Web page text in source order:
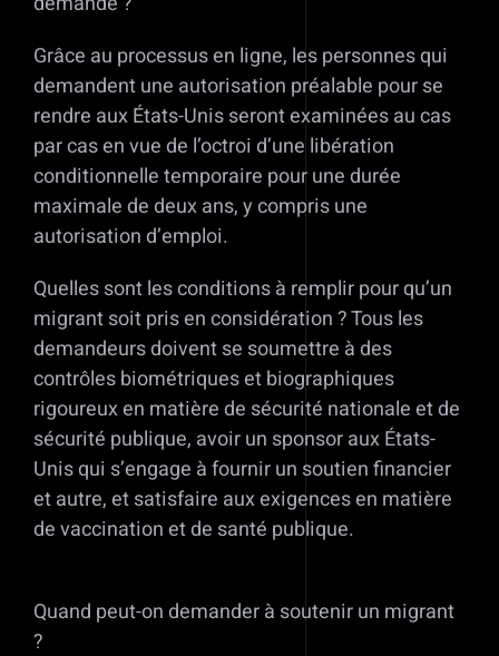
Grâce au processus en ligne, les personnes qui
demandent une autorisation préalable pour se
rendre aux États-Unis seront examinées au cas
par cas en vue de l’octroi d’une libération
conditionnelle temporaire pour une durée
maximale de deux ans, y compris une
autorisation d’emploi.
Quelles sont les conditions à remplir pour qu’un
migrant soit pris en considération ? Tous les
demandeurs doivent se soumettre à des
contrôles biométriques et biographiques
rigoureux en matière de sécurité nationale et de
sécurité publique, avoir un sponsor aux États-
Unis qui s’engage à fournir un soutien financier
et autre, et satisfaire aux exigences en matière
de vaccination et de santé publique.
Quand peut-on demander à soutenir un migrant
?